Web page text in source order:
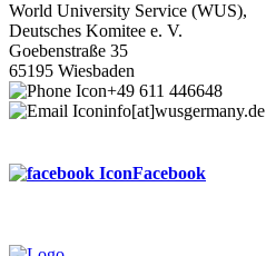
World University Service (WUS),
Deutsches Komitee e. V.
Goebenstraße 35
65195 Wiesbaden
+49 611 446648
info[at]wusgermany.de
Facebook